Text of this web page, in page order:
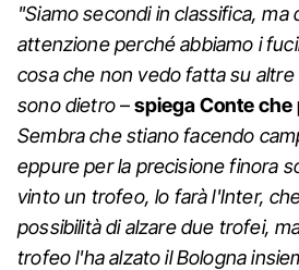
"Siamo secondi in classifica, ma
attenzione perché abbiamo i
cosa che non vedo fatta su
sono dietro–spiega Conte
Sembra che stiano facendo
eppure per la precisione finora
vinto un trofeo, lo farà l'Inter,
possibilità di alzare due trofei,
trofeo l'ha alzato il Bologna